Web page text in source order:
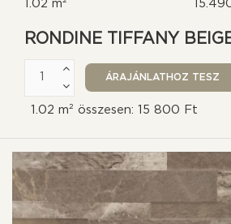
1.02 m²
RONDINE TIFFANY
1.02 m² összesen: 15 800 Ft